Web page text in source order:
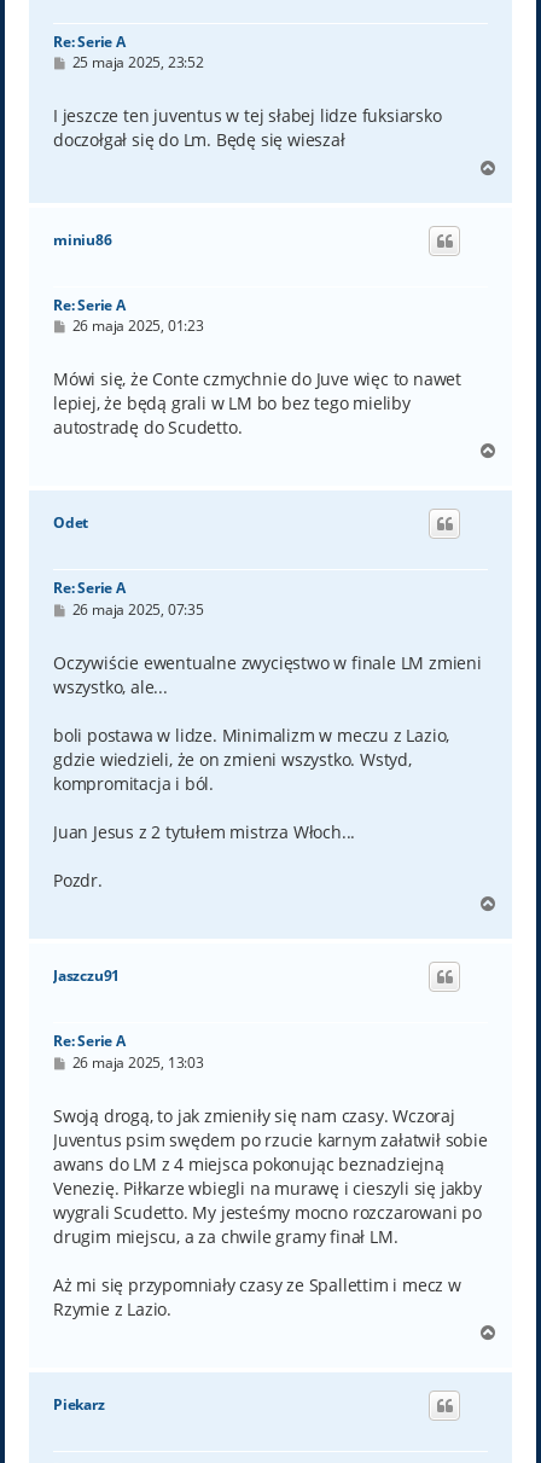
Re: Serie A
P
t
25 maja 2025, 23:52
I jeszcze ten juventus w tej słabej lidze fuksiarsko
doczołgał się do Lm. Będę się wieszał
g
miniu86
Re: Serie A
P
t
26 maja 2025, 01:23
Mówi się, że Conte czmychnie do Juve więc to nawet
lepiej, że będą grali w LM bo bez tego mieliby
autostradę do Scudetto.
g
Odet
Re: Serie A
P
t
26 maja 2025, 07:35
Oczywiście ewentualne zwycięstwo w finale LM zmieni
wszystko, ale...
boli postawa w lidze. Minimalizm w meczu z Lazio,
gdzie wiedzieli, że on zmieni wszystko. Wstyd,
kompromitacja i ból.
Juan Jesus z 2 tytułem mistrza Włoch...
Pozdr.
g
Jaszczu91
Re: Serie A
P
t
26 maja 2025, 13:03
Swoją drogą, to jak zmieniły się nam czasy. Wczoraj
Juventus psim swędem po rzucie karnym załatwił sobie
awans do LM z 4 miejsca pokonując beznadziejną
Venezię. Piłkarze wbiegli na murawę i cieszyli się jakby
wygrali Scudetto. My jesteśmy mocno rozczarowani po
drugim miejscu, a za chwile gramy finał LM.
Aż mi się przypomniały czasy ze Spallettim i mecz w
Rzymie z Lazio.
g
Piekarz